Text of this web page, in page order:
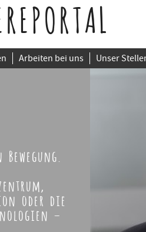
Arbeiten bei uns Unser
oder die
–